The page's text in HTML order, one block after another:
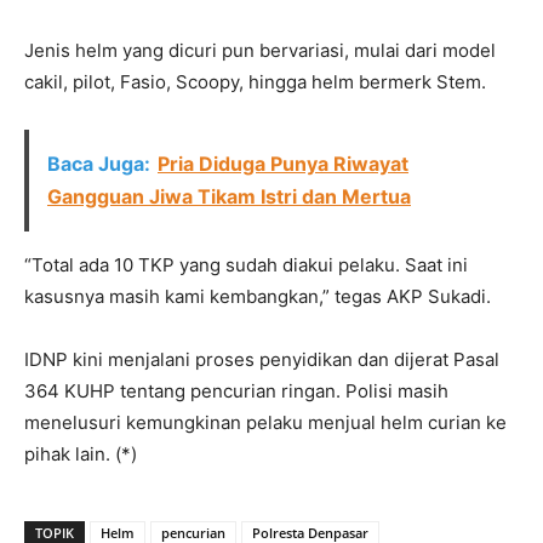
Jenis helm yang dicuri pun bervariasi, mulai dari model
cakil, pilot, Fasio, Scoopy, hingga helm bermerk Stem.
Baca Juga: Pria Diduga Punya Riwayat
Gangguan Jiwa Tikam Istri dan Mertua
“Total ada 10 TKP yang sudah diakui pelaku. Saat ini
kasusnya masih kami kembangkan,” tegas AKP Sukadi.
IDNP kini menjalani proses penyidikan dan dijerat Pasal
364 KUHP tentang pencurian ringan. Polisi masih
menelusuri kemungkinan pelaku menjual helm curian ke
pihak lain. (*)
TOPIK Helm pencurian Polresta Denpasar